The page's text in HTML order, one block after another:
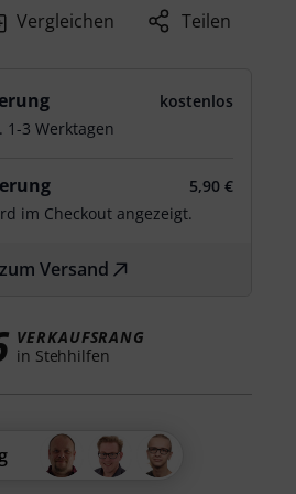
Vergleichen Teilen
kostenlos
1-3 Werktagen
5,90 €
im Checkout angezeigt.
Versand
VERKAUFSRANG
in Stehhilfen